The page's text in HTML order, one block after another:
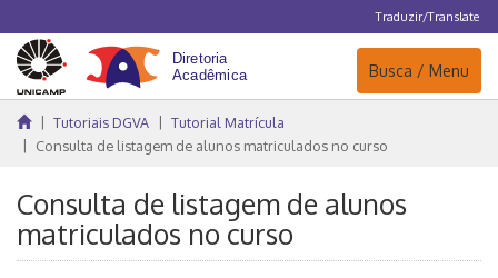
Traduzir/Translate
Navegação
Busca / Menu
Tutoriais DGVA
Tutorial Matrícula
Consulta de listagem de alunos matriculados no curso
Consulta de listagem de alunos
matriculados no curso